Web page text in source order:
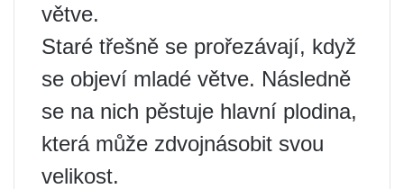
větve.
Staré třešně se prořezávají, když
se objeví mladé větve. Následně
se na nich pěstuje hlavní plodina,
která může zdvojnásobit svou
velikost.